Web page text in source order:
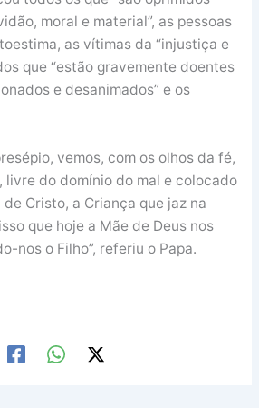
moral e material”, as pessoas
as vítimas da “injustiça e
que “estão gravemente doentes
e desanimados” e os
vemos, com os olhos da fé,
livre do domínio do mal e colocado
Cristo, a Criança que jaz na
que hoje a Mãe de Deus nos
nos o Filho”, referiu o Papa.